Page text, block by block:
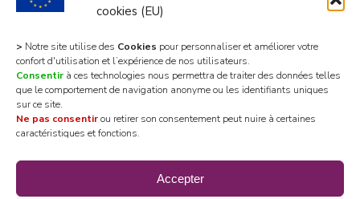
cookies (EU)
> Notre site utilise des Cookies pour personnaliser et améliorer votre
confort d'utilisation et l’expérience de nos utilisateurs.
Consentir à ces technologies nous permettra de traiter des données telles
que le comportement de navigation anonyme ou les identifiants uniques
sur ce site.
Ne pas consentirou retirer son consentement peut nuire à certaines
caractéristiques et fonctions.
Accepter
All rights reserved 2020 © Mairie Les Riceys